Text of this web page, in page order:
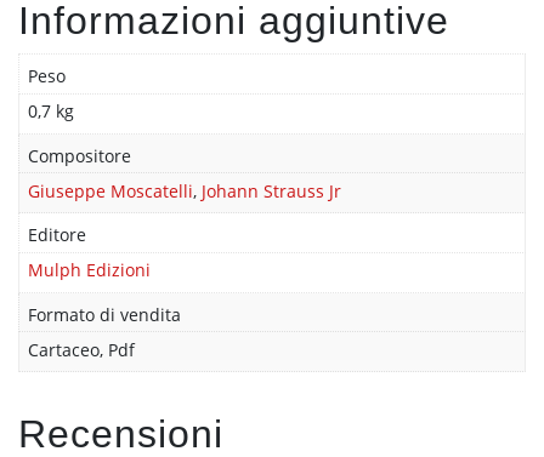
Informazioni aggiuntive
Peso
0,7 kg
Compositore
Giuseppe Moscatelli, Johann Strauss Jr
Editore
Mulph Edizioni
Formato di vendita
Cartaceo, Pdf
Recensioni